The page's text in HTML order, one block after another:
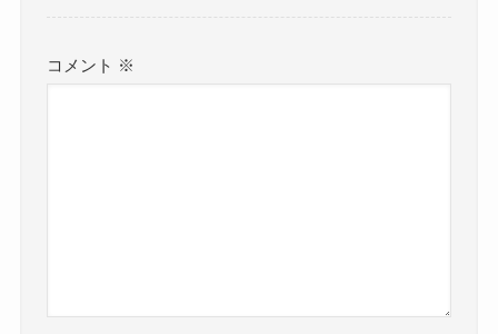
コメント ※